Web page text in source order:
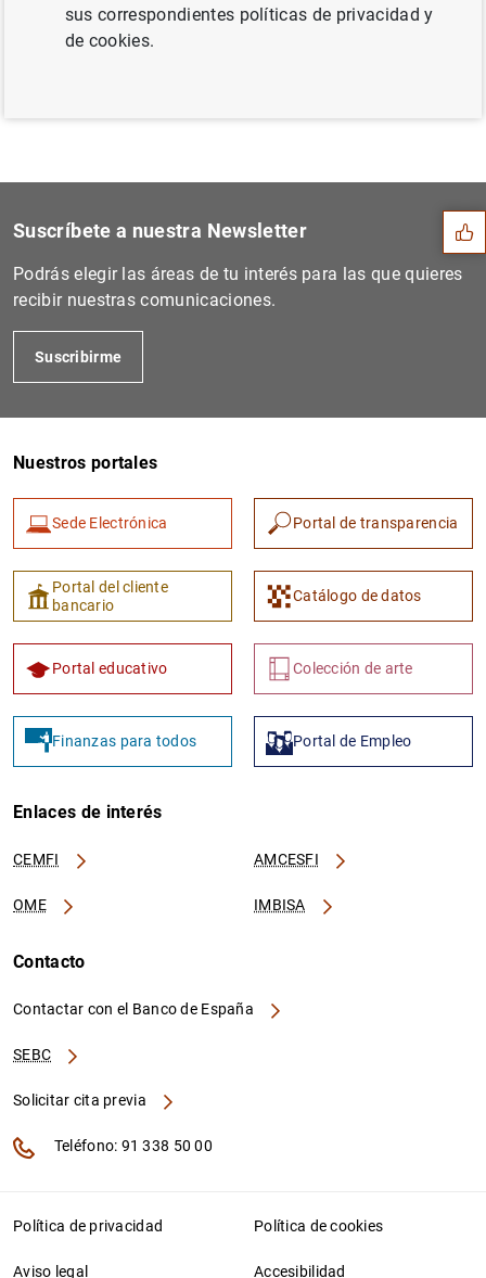
Anterior
Sugerencias
1 2
Suscríbete a nuestra Newsletter
Podrás elegir las áreas de tu interés para las que quieres
recibir nuestras comunicaciones.
Suscribirme
Nuestros portales
Sede Electrónica Portal de transparencia
Portal del cliente
bancario
Catálogo de datos
Portal educativo Colección de arte
Finanzas para todos Portal de Empleo
Enlaces de interés
CEMFI AMCESFI
OME IMBISA
Contacto
Contactar con el Banco de España
SEBC
Solicitar cita previa
Teléfono: 91 338 50 00
Política de privacidad Política de cookies
Aviso legal Accesibilidad
sus correspondientes políticas de privacidad y
de cookies.